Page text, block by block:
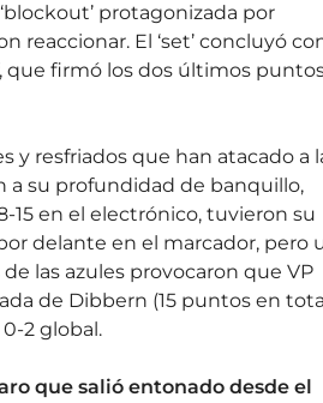
protagonizada por
reaccionar. El ‘set’ concluyó
que firmó los dos últimos
y resfriados que han atacado a
a su profundidad de banquillo,
15 en el electrónico, tuvieron su
delante en el marcador, pero
las azules provocaron que VP
de Dibbern (15 puntos en
2 global.
que salió entonado desde el